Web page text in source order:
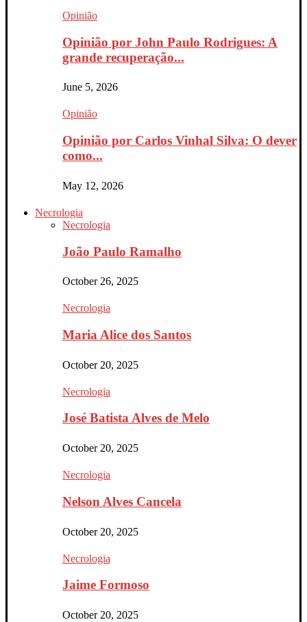
Opinião
Opinião por John Paulo Rodrigues: A
grande recuperação...
June 5, 2026
Opinião
Opinião por Carlos Vinhal Silva: O dever
como...
May 12, 2026
Necrologia
Necrologia
João Paulo Ramalho
October 26, 2025
Necrologia
Maria Alice dos Santos
October 20, 2025
Necrologia
José Batista Alves de Melo
October 20, 2025
Necrologia
Nelson Alves Cancela
October 20, 2025
Necrologia
Jaime Formoso
October 20, 2025